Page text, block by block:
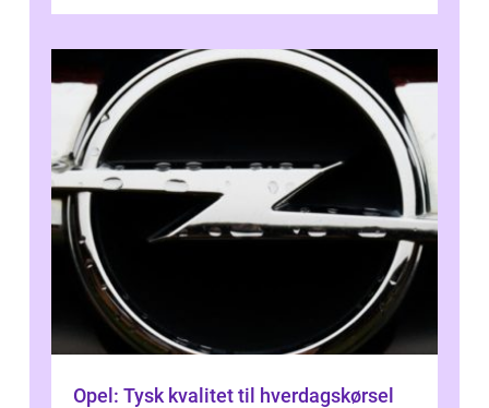
Opel: Tysk kvalitet til hverdagskørsel